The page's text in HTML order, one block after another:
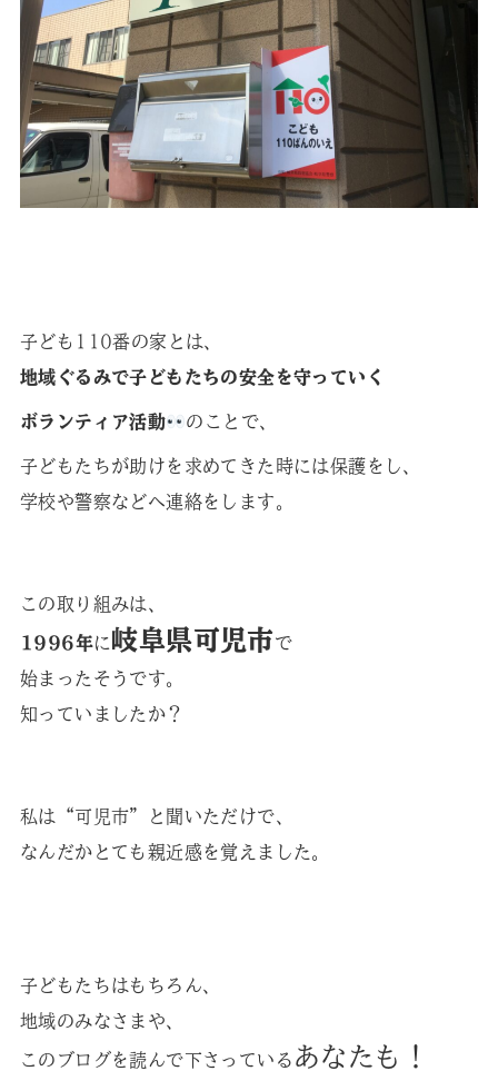
子ども110番の家とは、
地域ぐるみで子どもたちの安全を守っていく
ボランティア活動 のことで、
子どもたちが助けを求めてきた時には保護をし、
学校や警察などへ連絡をします。
この取り組みは、
1996年に岐阜県可児市で
始まったそうです。
知っていましたか？
私は“可児市”と聞いただけで、
なんだかとても親近感を覚えました。
子どもたちはもちろん、
地域のみなさまや、
このブログを読んで下さっている あなたも！